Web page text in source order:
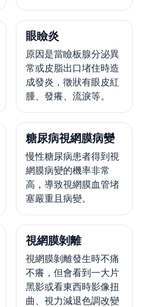
眼瞼炎
原因是當瞼板腺分泌異
常或皮脂出口堵住時造
成發炎，徵狀有眼皮紅
腫、發癢、流淚等。
糖尿病視網膜病變
慢性糖尿病患者得到視
網膜病變的機率非常
高，導致視網膜血管堵
塞嚴重且病變。
視網膜剝離
視網膜剝離發生時不痛
不癢，但會看到一大片
黑影或看東西時影像扭
曲、視力減退色調改變